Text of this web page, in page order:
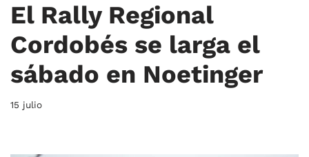
El Rally Regional
Cordobés se larga el
sábado en Noetinger
15 julio